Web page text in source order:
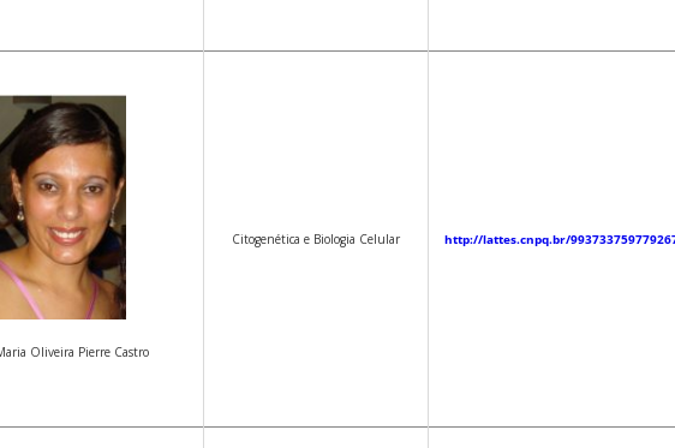
Oliveira Pierre Castro
Citogenética e Biologia Celular http://lattes.cnpq.br/